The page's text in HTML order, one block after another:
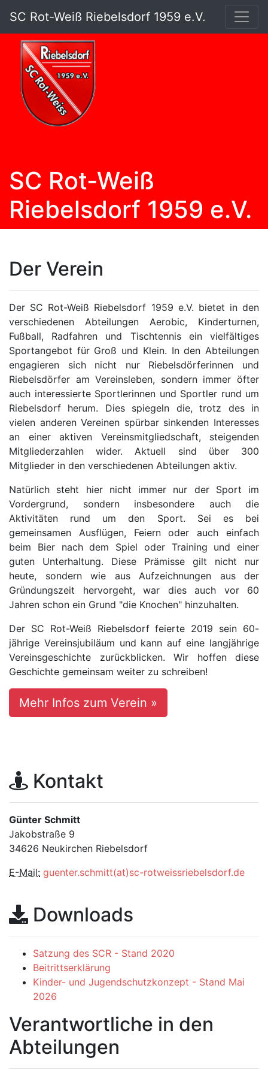
SC Rot-Weiß Riebelsdorf 1959 e.V.
SC Rot-Weiß
Riebelsdorf 1959 e.V.
Der Verein
Der SC Rot-Weiß Riebelsdorf 1959 e.V. bietet in den
verschiedenen Abteilungen Aerobic, Kinderturnen,
Fußball, Radfahren und Tischtennis ein vielfältiges
Sportangebot für Groß und Klein. In den Abteilungen
engagieren sich nicht nur Riebelsdörferinnen und
Riebelsdörfer am Vereinsleben, sondern immer öfter
auch interessierte Sportlerinnen und Sportler rund um
Riebelsdorf herum. Dies spiegeln die, trotz des in
vielen anderen Vereinen spürbar sinkenden Interesses
an einer aktiven Vereinsmitgliedschaft, steigenden
Mitgliederzahlen wider. Aktuell sind über 300
Mitglieder in den verschiedenen Abteilungen aktiv.
Natürlich steht hier nicht immer nur der Sport im
Vordergrund, sondern insbesondere auch die
Aktivitäten rund um den Sport. Sei es bei
gemeinsamen Ausflügen, Feiern oder auch einfach
beim Bier nach dem Spiel oder Training und einer
guten Unterhaltung. Diese Prämisse gilt nicht nur
heute, sondern wie aus Aufzeichnungen aus der
Gründungszeit hervorgeht, war dies auch vor 60
Jahren schon ein Grund "die Knochen" hinzuhalten.
Der SC Rot-Weiß Riebelsdorf feierte 2019 sein 60-
jährige Vereinsjubiläum und kann auf eine langjährige
Vereinsgeschichte zurückblicken. Wir hoffen diese
Geschichte gemeinsam weiter zu schreiben!
Mehr Infos zum Verein »
Kontakt
Günter Schmitt
Jakobstraße 9
34626 Neukirchen Riebelsdorf
E-Mail: guenter.schmitt(at)sc-rotweissriebelsdorf.de
Downloads
Satzung des SCR - Stand 2020
Beitrittserklärung
Kinder- und Jugendschutzkonzept - Stand Mai
2026
Verantwortliche in den
Abteilungen